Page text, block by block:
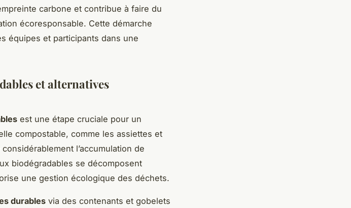
carbone et contribue à faire du
écoresponsable. Cette démarche
équipes et participants dans une
et alternatives
est une étape cruciale pour un
compostable, comme les assiettes et
l’accumulation de
biodégradables se décomposent
une gestion écologique des déchets.
durables via des contenants et gobelets